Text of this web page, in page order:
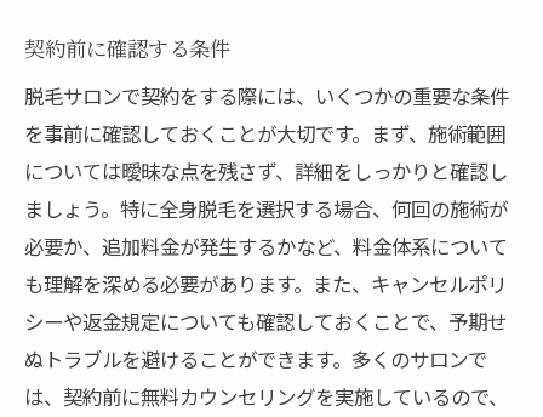
契約前に確認する条件
脱毛サロンで契約をする際には、いくつかの重要な条件
を事前に確認しておくことが大切です。まず、施術範囲
については曖昧な点を残さず、詳細をしっかりと確認し
ましょう。特に全身脱毛を選択する場合、何回の施術が
必要か、追加料金が発生するかなど、料金体系について
も理解を深める必要があります。また、キャンセルポリ
シーや返金規定についても確認しておくことで、予期せ
ぬトラブルを避けることができます。多くのサロンで
は、契約前に無料カウンセリングを実施しているので、